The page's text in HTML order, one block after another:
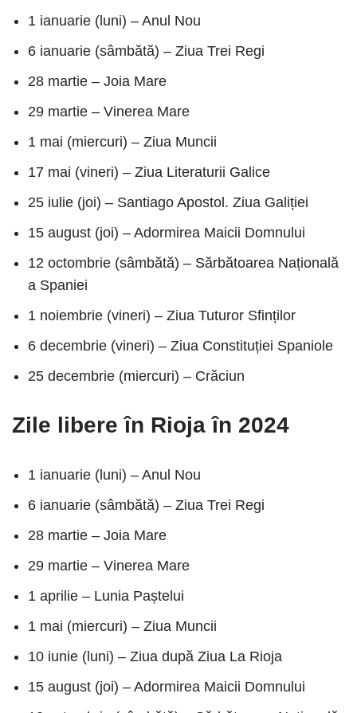
1 ianuarie (luni) – Anul Nou
6 ianuarie (sâmbătă) – Ziua Trei Regi
28 martie – Joia Mare
29 martie – Vinerea Mare
1 mai (miercuri) – Ziua Muncii
17 mai (vineri) – Ziua Literaturii Galice
25 iulie (joi) – Santiago Apostol. Ziua Galiției
15 august (joi) – Adormirea Maicii Domnului
12 octombrie (sâmbătă) – Sărbătoarea Națională
a Spaniei
1 noiembrie (vineri) – Ziua Tuturor Sfinților
6 decembrie (vineri) – Ziua Constituției Spaniole
25 decembrie (miercuri) – Crăciun
Zile libere în Rioja în 2024
1 ianuarie (luni) – Anul Nou
6 ianuarie (sâmbătă) – Ziua Trei Regi
28 martie – Joia Mare
29 martie – Vinerea Mare
1 aprilie – Lunia Paștelui
1 mai (miercuri) – Ziua Muncii
10 iunie (luni) – Ziua după Ziua La Rioja
15 august (joi) – Adormirea Maicii Domnului